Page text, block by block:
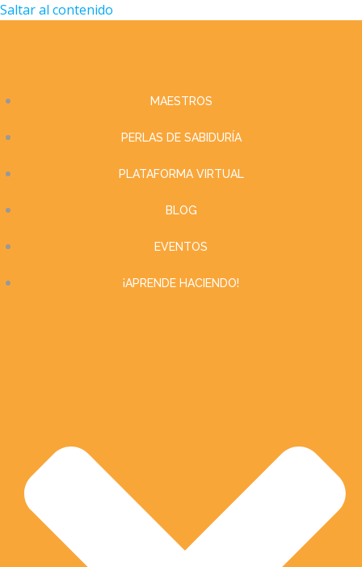
Saltar al contenido
MAESTROS
PERLAS DE SABIDURÍA
PLATAFORMA VIRTUAL
BLOG
EVENTOS
¡APRENDE HACIENDO!